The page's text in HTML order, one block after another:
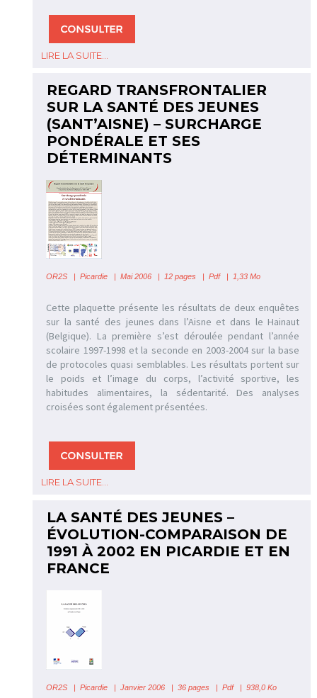
LIRE LA SUITE...
REGARD TRANSFRONTALIER
SUR LA SANTÉ DES JEUNES
(SANT’AISNE) – SURCHARGE
PONDÉRALE ET SES
DÉTERMINANTS
OR2S |Picardie | Mai 2006 | 12 pages | Pdf | 1,33 Mo
Cette plaquette présente les résultats de deux enquêtes
sur la santé des jeunes dans l’Aisne et dans le Hainaut
(Belgique). La première s’est déroulée pendant l’année
scolaire 1997-1998 et la seconde en 2003-2004 sur la base
de protocoles quasi semblables. Les résultats portent sur
le poids et l’image du corps, l’activité sportive, les
habitudes alimentaires, la sédentarité. Des analyses
croisées sont également présentées.
LIRE LA SUITE...
LA SANTÉ DES JEUNES –
ÉVOLUTION-COMPARAISON DE
1991 À 2002 EN PICARDIE ET EN
FRANCE
OR2S |Picardie | Janvier 2006 | 36 pages | Pdf | 938,0 Ko